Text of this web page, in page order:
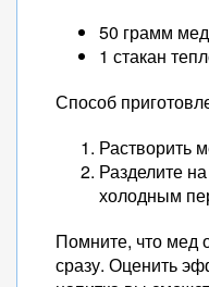
50 грамм
1 стакан
Способ
Растворить
Разделите
холодным
Помните, что мед
сразу. Оценить